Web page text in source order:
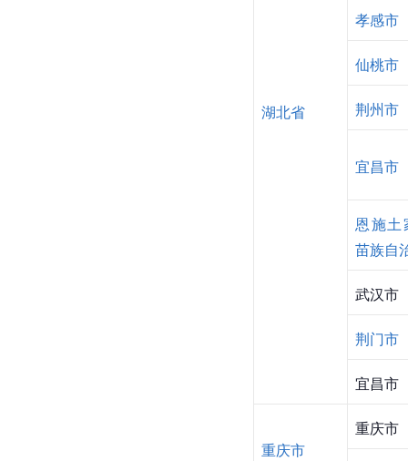
湖北省
孝感市
仙桃市
荆州市
宜昌市
恩施土
苗族自
武汉市
荆门市
宜昌市
重庆市
重庆市